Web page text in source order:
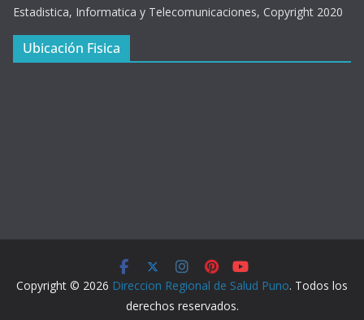
Estadistica, Informatica y Telecomunicaciones, Copyright 2020
Ubicación Fisica
Copyright © 2026 Direccion Regional de Salud Puno. Todos los
derechos reservados.